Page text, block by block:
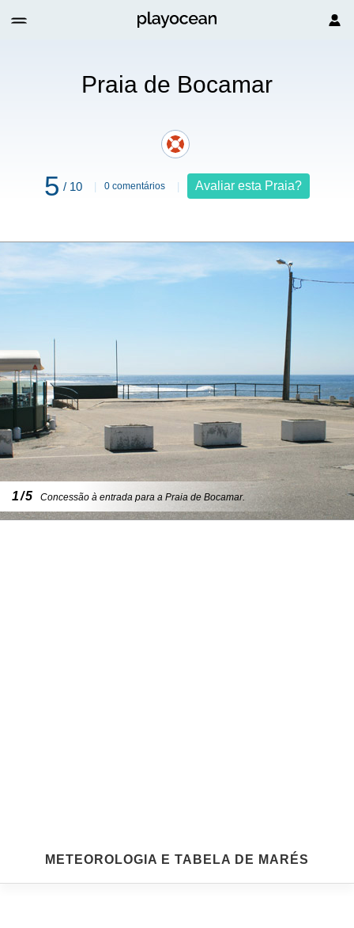
Praia de Bocamar
5 / 10 0 comentários Avaliar esta Praia?
1/5 Concessão à entrada para a Praia de Bocamar.
METEOROLOGIA E TABELA DE MARÉS